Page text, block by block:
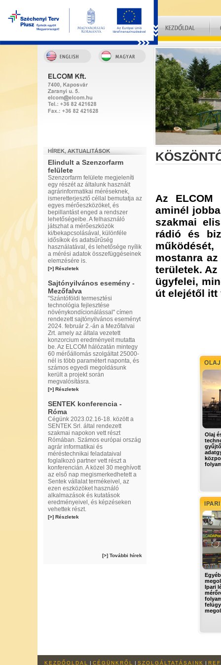
Elindult a Szenzorfarm
felülete
Szenzorfarm felülete megjeleníti
egy részét az általunk használt
agrárinformatikai méréseknek,
ismeretterjesztő céllal bemutatja az
egyes mérőeszközöket, és
bepillantást enged a rendszer
lehetőségeibe. A felhasználó
játszhat a mérőeszközök
ki/bekapcsolásával, különféle
idősíkok és adatsűrűség
használatával, és lehetősége nyílik
a mérési adatok összefüggéseinek
elemzésére is.
[>] Részletek
Sajtónyilvános esemény -
Mezőfalva
"Szántóföldi termesztési
technológia fejlesztése
növénykondícionálással" címen
rendezett sajtónyilvános eseményt
2024. február 2.-án a Mezőfalvai
Zrt. amely az általa vezetett
konzorcium eredményeit mutatta
be. Az ELCOM hálózatán mintegy
60 mérőállomás szolgáltat 25000-
nél is több paramétert naponta, és
számos egyedi megoldásunk
került a projekt során
megvalósításra.
[>] Részletek
SENTEK konferencia -
Róma
Cégünk 2023.02.16-18. között a
SENTEK Srl. által rendezett
szakmai napokon vett részt
Rómában. Számos európai ország
agrár informatikai és
méréstechnikai feladataival
foglalkozó partner vett részt a
konferencián. A közel 30 meghívott
az első nap megismerkedhetett a
Sentek vállalat termékeivel, az
ezen eszközöket használó
alkalmazások és kutatások
eredményeivel, és képzéseken
vehettek részt.
[>] Részletek
[>] További hírek
Az
aminél
szakmai
rádió és
mostanra
területek. Az
ügyfelei,
út elejétől itt
Olaj
Ipari
KEZDŐOLDAL | CÉGÜNKRŐL | SZOLGÁLTATÁSAINK |